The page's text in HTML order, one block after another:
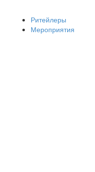
Ритейлеры
Мероприятия